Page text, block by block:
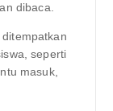
dibaca.
seperti
masuk,